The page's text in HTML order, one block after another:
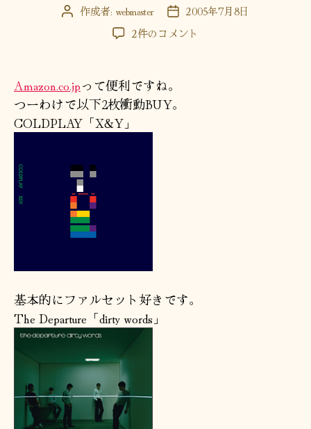
投 作成者: webmaster
投
稿
2005年7月8日
ア
ネ
ス
へ
2件のコメント
Amazon.co.jpって便利ですね。
つーわけで以下2枚衝動BUY。
COLDPLAY「X&Y」
基本的にファルセット好きです。
The Departure「dirty words」